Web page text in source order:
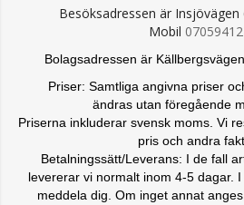
Besöksadressen är
Mobil
Bolagsadressen är
Priser: Samtliga angivna priser
ändras utan föregående
Priserna inkluderar svensk moms. Vi
pris och andra
Betalningssätt/Leverans: I de fall
levererar vi normalt inom 4-5 dagar.
meddela dig. Om inget annat